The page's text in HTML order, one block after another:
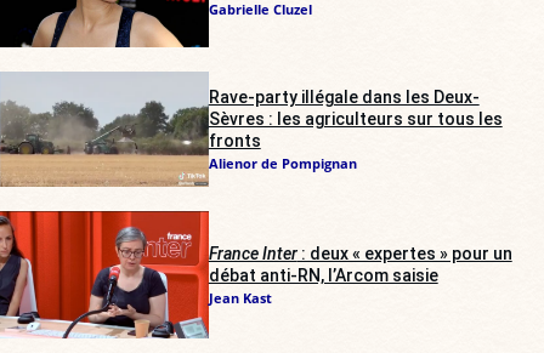
Gabrielle Cluzel
Rave-party illégale dans les Deux-
Sèvres : les agriculteurs sur tous les
fronts
Alienor de Pompignan
France Inter: deux « expertes » pour un
débat anti-RN, l’Arcom saisie
Jean Kast